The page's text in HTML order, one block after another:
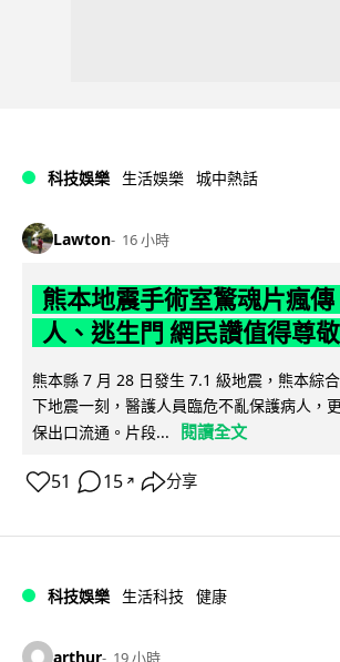
科技娛樂 生活娛樂 城中熱話
Lawton 16 小時
熊本地震手術室驚魂片瘋
人、逃生門 網民讚值得尊敬
熊本縣 7 月 28 日發生 7.1 級地震，熊本綜
下地震一刻，醫護人員臨危不亂保護病人，
保出口流通。片段...
閱讀全文
51 15 ↗ 分享
科技娛樂 生活科技 健康
arthur 19 小時